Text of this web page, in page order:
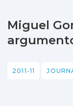
Statistics
Miguel
2011-11